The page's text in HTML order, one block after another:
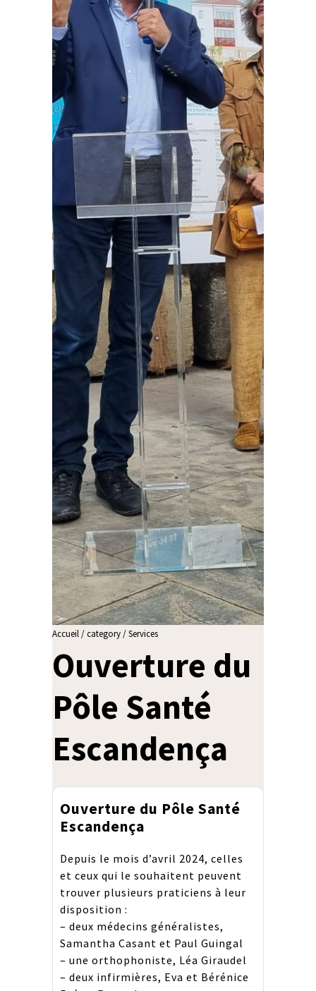
Accueil/category/Services
Ouverture du
Pôle Santé
Escandença
Ouverture du Pôle Santé
Escandença
Depuis le mois d’avril 2024, celles
et ceux qui le souhaitent peuvent
trouver plusieurs praticiens à leur
disposition :
– deux médecins généralistes,
Samantha Casant et Paul Guingal
– une orthophoniste, Léa Giraudel
– deux infirmières, Eva et Bérénice